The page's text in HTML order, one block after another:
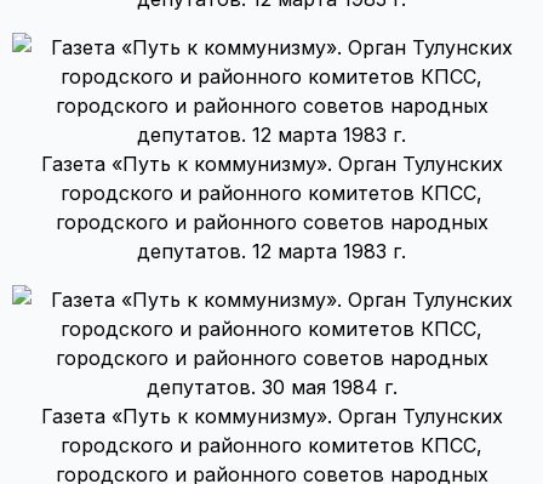
Газета «Путь к коммунизму». Орган Тулунских
городского и районного комитетов КПСС,
городского и районного советов народных
депутатов. 12 марта 1983 г.
Газета «Путь к коммунизму». Орган Тулунских
городского и районного комитетов КПСС,
городского и районного советов народных